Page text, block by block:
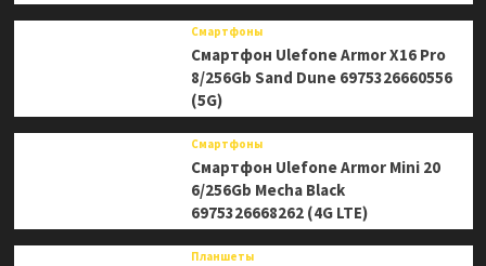
Смартфоны
Смартфон Ulefone Armor X16 Pro
8/256Gb Sand Dune 6975326660556
(5G)
Смартфоны
Смартфон Ulefone Armor Mini 20
6/256Gb Mecha Black
6975326668262 (4G LTE)
Планшеты